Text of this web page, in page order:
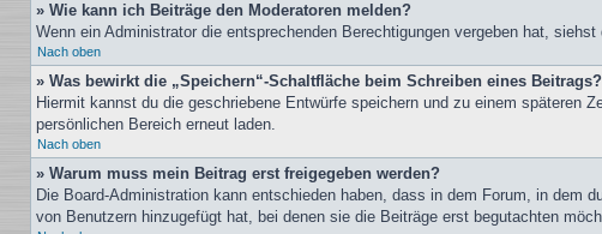
» Wie kann ich Beiträge den Moderatoren melden?
Wenn ein Administrator die entsprechenden Berechtigungen vergeben hat,
Nach oben
» Was bewirkt die „Speichern“-Schaltfläche beim Schreiben eines Beitrags?
Hiermit kannst du die geschriebene Entwürfe speichern und zu einem späteren
persönlichen Bereich erneut laden.
Nach oben
» Warum muss mein Beitrag erst freigegeben werden?
Die Board-Administration kann entschieden haben, dass in dem Forum, in
von Benutzern hinzugefügt hat, bei denen sie die Beiträge erst begutachten